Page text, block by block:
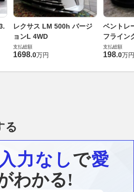
レクサス LM 500h バージ
ョンL 4WD
支払総額
1698.0万円
ベントレ
フライン
支払総額
198.0万円
る
入力なしで愛
わかる!